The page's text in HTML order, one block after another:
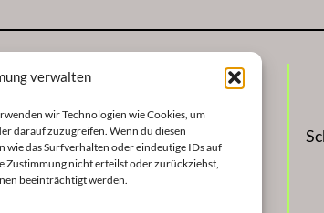
verwalten
wir Technologien wie Cookies, um
darauf zuzugreifen. Wenn du diesen
das Surfverhalten oder eindeutige IDs auf
Zustimmung nicht erteilst oder zurückziehst,
beeinträchtigt werden.
2023 in